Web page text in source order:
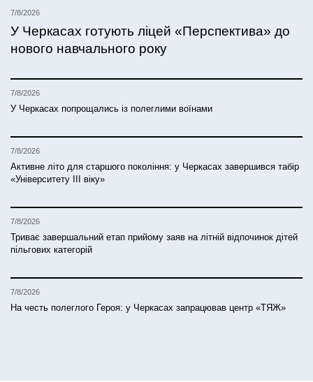
7/8/2026
У Черкасах готують ліцей «Перспектива» до
нового навчального року
7/8/2026
У Черкасах попрощались із полеглими воїнами
7/8/2026
Активне літо для старшого покоління: у Черкасах завершився табір
«Університету ІІІ віку»
7/8/2026
Триває завершальний етап прийому заяв на літній відпочинок дітей
пільгових категорій
7/8/2026
На честь полеглого Героя: у Черкасах запрацював центр «ТЯЖ»